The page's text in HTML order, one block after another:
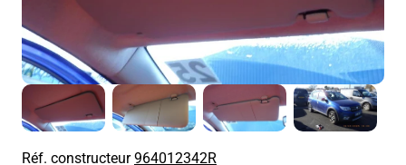
Réf. constructeur964012342R